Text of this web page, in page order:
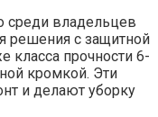
среди владельцев
решения с защитной
прочности 6-
кромкой. Эти
и делают уборку